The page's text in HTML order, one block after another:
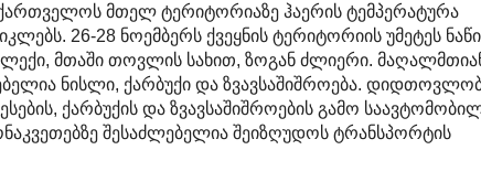
მთელ ტერიტორიაზე ჰაერის ტემპერატურა
26-28 ნოემბერს ქვეყნის ტერიტორიის უმეტეს
მთაში თოვლის სახით, ზოგან ძლიერი.
ნისლი, ქარბუქი და ზვავსაშიშროება.
ქარბუქის და ზვავსაშიშროების გამო
შესაძლებელია შეიზღუდოს ტრანსპორტის